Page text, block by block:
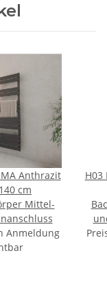
Anthrazit
cm
Mittel-
Anmeldung
H03